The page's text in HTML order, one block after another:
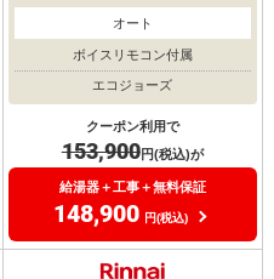
オート
ボイスリモコン付属
エコジョーズ
クーポン利用で
153,900円(税込)が
給湯器＋工事＋無料保証
148,900 円(税込)